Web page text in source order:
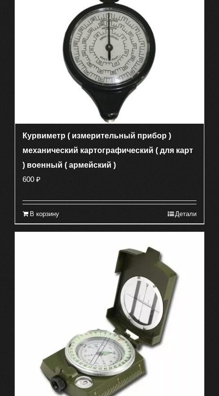
Курвиметр ( измерительный прибор )
механический картографический ( для карт
) военный ( армейский )
600 ₽
В корзину Детали